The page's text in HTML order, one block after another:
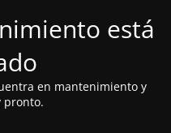
está
en mantenimiento y
pronto.